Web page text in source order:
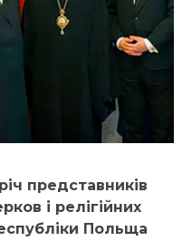
представників
і релігійних
Польща